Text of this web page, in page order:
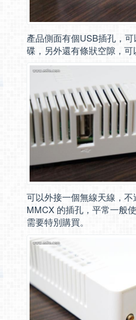
產品側面有個USB插孔，
碟，另外還有條狀空隙，可
可以外接一個無線天線，
MMCX 的插孔，平常一般
需要特別購買。